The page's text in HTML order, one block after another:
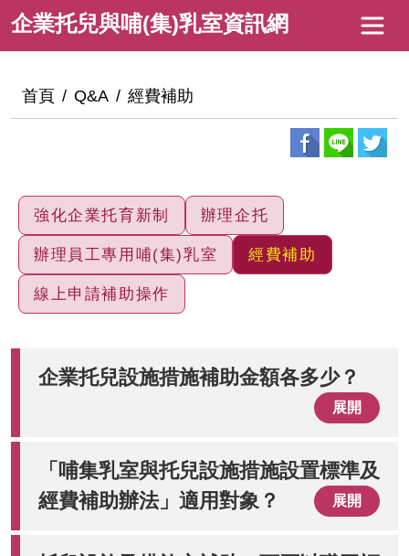
到企
業
托
兒
(集)
乳
室
資
企業托兒與哺(集)乳室資訊網
:::
首頁 Q&A 經費補助
強化企業托育新制 辦理企托
辦理員工專用哺(集)乳室 經費補助
線上申請補助操作
企業托兒設施措施補助金額各多少？
展開
「哺集乳室與托兒設施措施設置標準及
經費補助辦法」適用對象？
展開